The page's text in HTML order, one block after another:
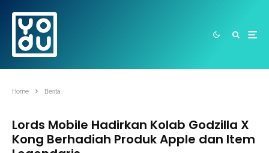
Home Berita
Lords Mobile Hadirkan Kolab Godzilla X
Kong Berhadiah Produk Apple dan Item